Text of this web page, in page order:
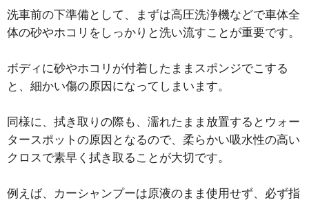
洗車前の下準備として、まずは高圧洗浄機などで車体全
体の砂やホコリをしっかりと洗い流すことが重要です。
ボディに砂やホコリが付着したままスポンジでこする
と、細かい傷の原因になってしまいます。
同様に、拭き取りの際も、濡れたまま放置するとウォー
タースポットの原因となるので、柔らかい吸水性の高い
クロスで素早く拭き取ることが大切です。
例えば、カーシャンプーは原液のまま使用せず、必ず指